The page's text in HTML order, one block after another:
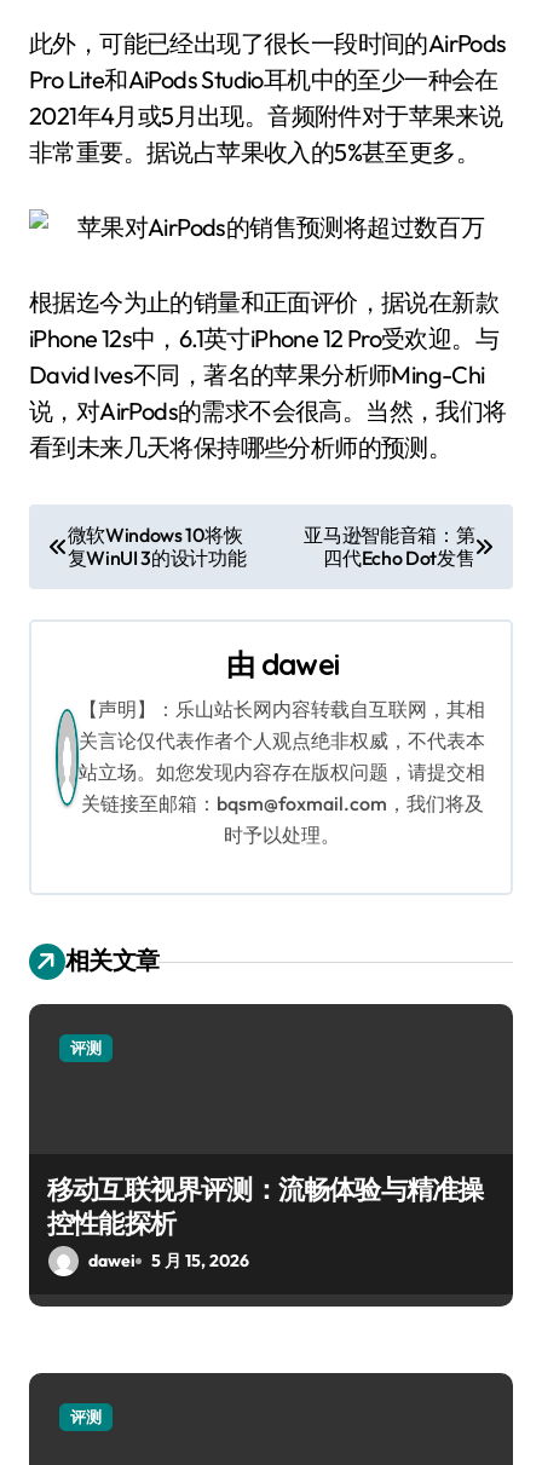
此外，可能已经出现了很长一段时间的AirPods
Pro Lite和AiPods Studio耳机中的至少一种会在
2021年4月或5月出现。音频附件对于苹果来说
非常重要。据说占苹果收入的5%甚至更多。
根据迄今为止的销量和正面评价，据说在新款
iPhone 12s中，6.1英寸iPhone 12 Pro受欢迎。与
David Ives不同，著名的苹果分析师Ming-Chi
说，对AirPods的需求不会很高。当然，我们将
看到未来几天将保持哪些分析师的预测。
文
章
导
微软Windows 10将恢
复WinUI 3的设计功能
亚马逊智能音箱：第
四代Echo Dot发售
由 dawei
【声明】：乐山站长网内容转载自互联网，其相
关言论仅代表作者个人观点绝非权威，不代表本
站立场。如您发现内容存在版权问题，请提交相
关链接至邮箱：bqsm@foxmail.com，我们将及
时予以处理。
相关文章
评测
移动互联视界评测：流畅体验与精准操
控性能探析
dawei 5 月 15, 2026
评测